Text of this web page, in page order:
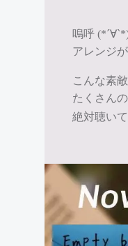
嗚呼
アレンジ
こんな素
たくさん
絶対聴いて